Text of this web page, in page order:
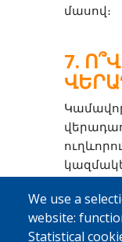
մասով։
Ձեր
We use a
website:
Statistical